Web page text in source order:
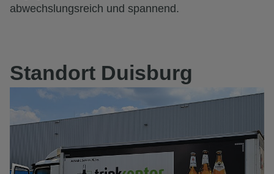
abwechslungsreich und spannend.
Standort Duisburg